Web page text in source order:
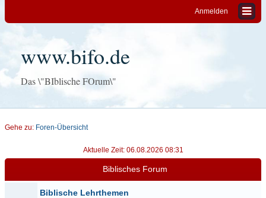
Anmelden
www.bifo.de
Das \"BIblische FOrum\"
Gehe zu: Foren-Übersicht
Aktuelle Zeit: 06.08.2026 08:31
Biblisches Forum
Biblische Lehrthemen